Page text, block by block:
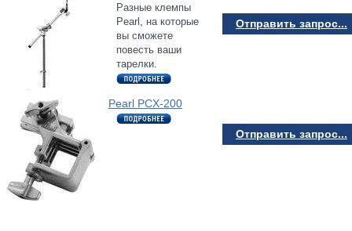
Разные клемпы
Pearl, на которые
вы сможете
повесть ваши
тарелки.
Отправить запрос...
Pearl PCX-200
Отправить запрос...